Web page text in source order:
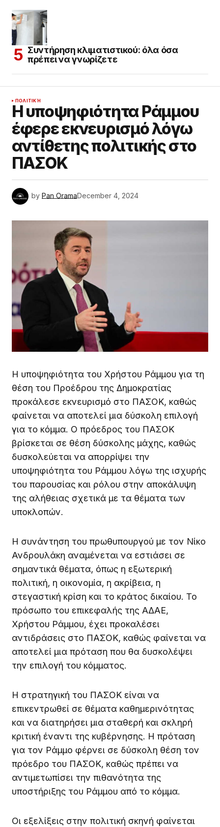
Συντήρηση κλιματιστικού: όλα όσα
πρέπει να γνωρίζετε
ΠΟΛΙΤΙΚΉ
Η υποψηφιότητα Ράμμου
έφερε εκνευρισμό λόγω
αντίθετης πολιτικής στο
ΠΑΣΟΚ
by Pan OramaDecember 4, 2024
Η υποψηφιότητα του Χρήστου Ράμμου για τη
θέση του Προέδρου της Δημοκρατίας
προκάλεσε εκνευρισμό στο ΠΑΣΟΚ, καθώς
φαίνεται να αποτελεί μια δύσκολη επιλογή
για το κόμμα. Ο πρόεδρος του ΠΑΣΟΚ
βρίσκεται σε θέση δύσκολης μάχης, καθώς
δυσκολεύεται να απορρίψει την
υποψηφιότητα του Ράμμου λόγω της ισχυρής
του παρουσίας και ρόλου στην αποκάλυψη
της αλήθειας σχετικά με τα θέματα των
υποκλοπών.
Η συνάντηση του πρωθυπουργού με τον Νίκο
Ανδρουλάκη αναμένεται να εστιάσει σε
σημαντικά θέματα, όπως η εξωτερική
πολιτική, η οικονομία, η ακρίβεια, η
στεγαστική κρίση και το κράτος δικαίου. Το
πρόσωπο του επικεφαλής της ΑΔΑΕ,
Χρήστου Ράμμου, έχει προκαλέσει
αντιδράσεις στο ΠΑΣΟΚ, καθώς φαίνεται να
αποτελεί μια πρόταση που θα δυσκολέψει
την επιλογή του κόμματος.
Η στρατηγική του ΠΑΣΟΚ είναι να
επικεντρωθεί σε θέματα καθημερινότητας
και να διατηρήσει μια σταθερή και σκληρή
κριτική έναντι της κυβέρνησης. Η πρόταση
για τον Ράμμο φέρνει σε δύσκολη θέση τον
πρόεδρο του ΠΑΣΟΚ, καθώς πρέπει να
αντιμετωπίσει την πιθανότητα της
υποστήριξης του Ράμμου από το κόμμα.
Οι εξελίξεις στην πολιτική σκηνή φαίνεται